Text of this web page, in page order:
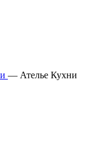
— Ателье Кухни